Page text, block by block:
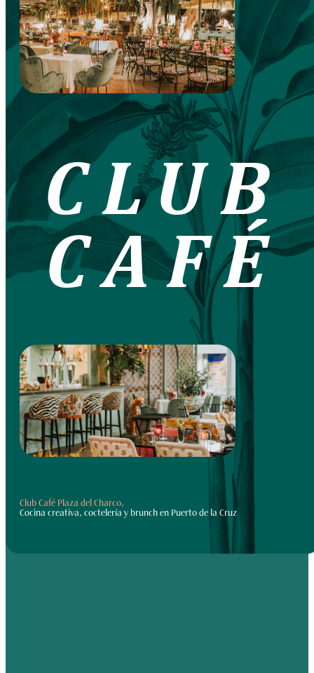
CLUB
CAFÉ
Club Café Plaza del Charco,
Cocina creativa, coctelería y brunch en Puerto de la Cruz